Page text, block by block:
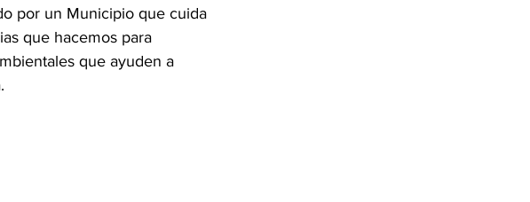
por un Municipio que cuida
que hacemos para
que ayuden a